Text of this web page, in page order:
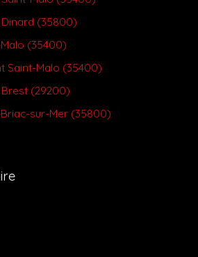
(35800)
(35400)
Saint-Malo (35400)
(29200)
sur-Mer (35800)